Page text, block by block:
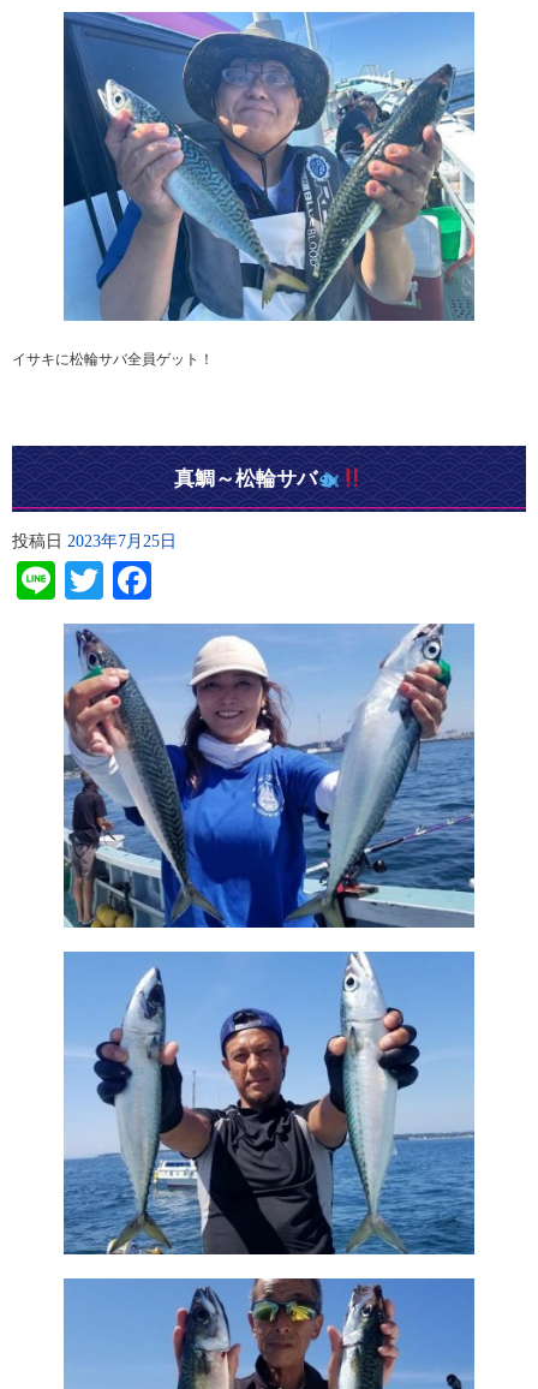
イサキに松輪サバ全員ゲット！
真鯛～松輪サバ
投稿日 2023年7月25日
LineTwitter